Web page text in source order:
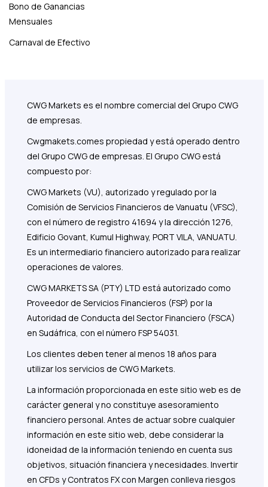
Bono de Ganancias
Mensuales
Carnaval de Efectivo
CWG Markets es el nombre comercial del Grupo CWG
de empresas.
Cwgmakets.comes propiedad y está operado dentro
del Grupo CWG de empresas. El Grupo CWG está
compuesto por:
CWG Markets (VU), autorizado y regulado por la
Comisión de Servicios Financieros de Vanuatu (VFSC),
con el número de registro 41694 y la dirección 1276,
Edificio Govant, Kumul Highway, PORT VILA, VANUATU.
Es un intermediario financiero autorizado para realizar
operaciones de valores.
CWG MARKETS SA (PTY) LTD está autorizado como
Proveedor de Servicios Financieros (FSP) por la
Autoridad de Conducta del Sector Financiero (FSCA)
en Sudáfrica, con el número FSP 54031.
Los clientes deben tener al menos 18 años para
utilizar los servicios de CWG Markets.
La información proporcionada en este sitio web es de
carácter general y no constituye asesoramiento
financiero personal. Antes de actuar sobre cualquier
información en este sitio web, debe considerar la
idoneidad de la información teniendo en cuenta sus
objetivos, situación financiera y necesidades. Invertir
en CFDs y Contratos FX con Margen conlleva riesgos